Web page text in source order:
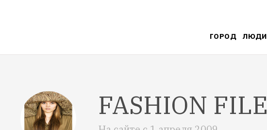
ГОРОД ЛЮДИ
FASHION FILE